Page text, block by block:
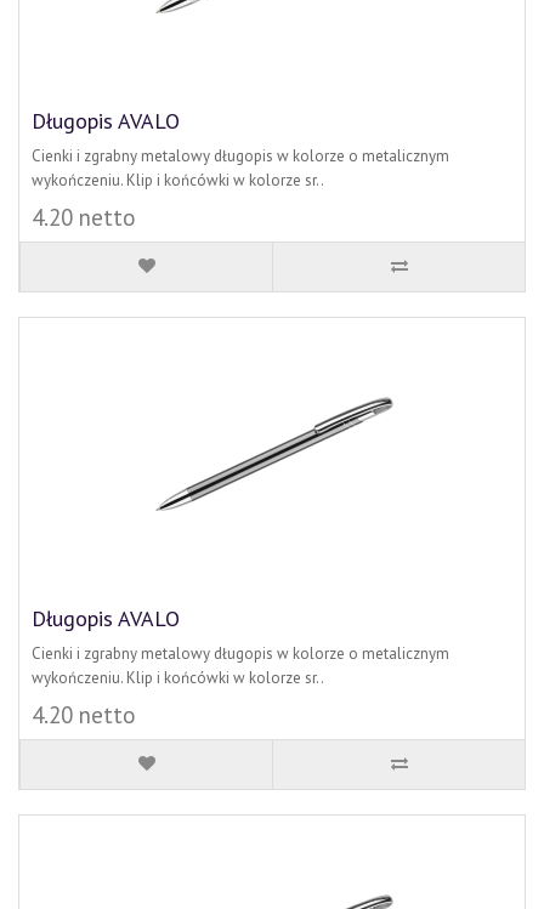
Długopis AVALO
Cienki i zgrabny metalowy długopis w kolorze o metalicznym
wykończeniu. Klip i końcówki w kolorze sr..
4.20 netto
Długopis AVALO
Cienki i zgrabny metalowy długopis w kolorze o metalicznym
wykończeniu. Klip i końcówki w kolorze sr..
4.20 netto